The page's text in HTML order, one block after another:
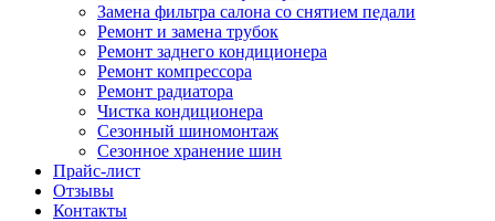
Замена фильтра салона со снятием педали
Ремонт и замена трубок
Ремонт заднего кондиционера
Ремонт компрессора
Ремонт радиатора
Чистка кондиционера
Сезонный шиномонтаж
Сезонное хранение шин
Прайс-лист
Отзывы
Контакты